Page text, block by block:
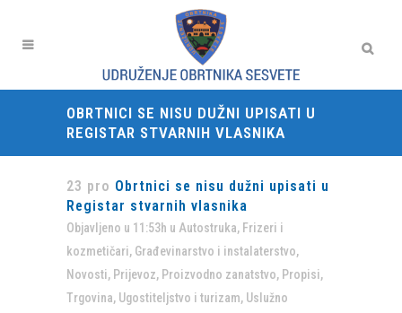
OBRTNICI SE NISU DUŽNI UPISATI U
REGISTAR STVARNIH VLASNIKA
23 pro Obrtnici se nisu dužni upisati u
Registar stvarnih vlasnika
Objavljeno u 11:53h u Autostruka, Frizeri i
kozmetičari, Građevinarstvo i instalaterstvo,
Novosti, Prijevoz, Proizvodno zanatstvo, Propisi,
Trgovina, Ugostiteljstvo i turizam, Uslužno